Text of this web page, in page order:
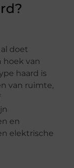
doet
hoek van
haard is
van ruimte,
en
elektrische